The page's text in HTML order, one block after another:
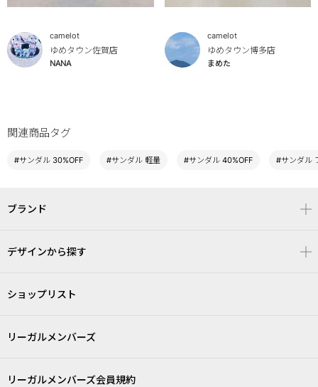
camelot
ゆめタウン佐賀店
NANA
camelot
ゆめタウン博多店
まめた
関連商品タグ
#サンダル 30%OFF #サンダル 軽量 #サンダル 40%OFF #サンダル
ブランド
デザインから探す
ショップリスト
リーガルメンバーズ
リーガルメンバーズ会員規約